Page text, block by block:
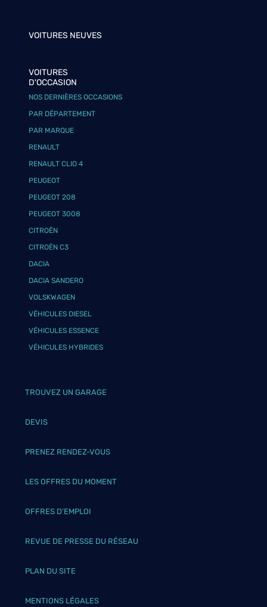
VOITURES NEUVES
VOITURES
D'OCCASION
NOS DERNIÈRES OCCASIONS
PAR DÉPARTEMENT
PAR MARQUE
RENAULT
RENAULT CLIO 4
PEUGEOT
PEUGEOT 208
PEUGEOT 3008
CITROËN
CITROËN C3
DACIA
DACIA SANDERO
VOLSKWAGEN
VÉHICULES DIESEL
VÉHICULES ESSENCE
VÉHICULES HYBRIDES
TROUVEZ UN GARAGE
DEVIS
PRENEZ RENDEZ-VOUS
LES OFFRES DU MOMENT
OFFRES D’EMPLOI
REVUE DE PRESSE DU RÉSEAU
PLAN DU SITE
MENTIONS LÉGALES